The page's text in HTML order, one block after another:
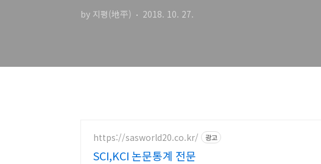
by 지평(地平) 2018. 10. 27.
https://sasworld20.co.kr/ 광고
SCI,KCI 논문통계 전문